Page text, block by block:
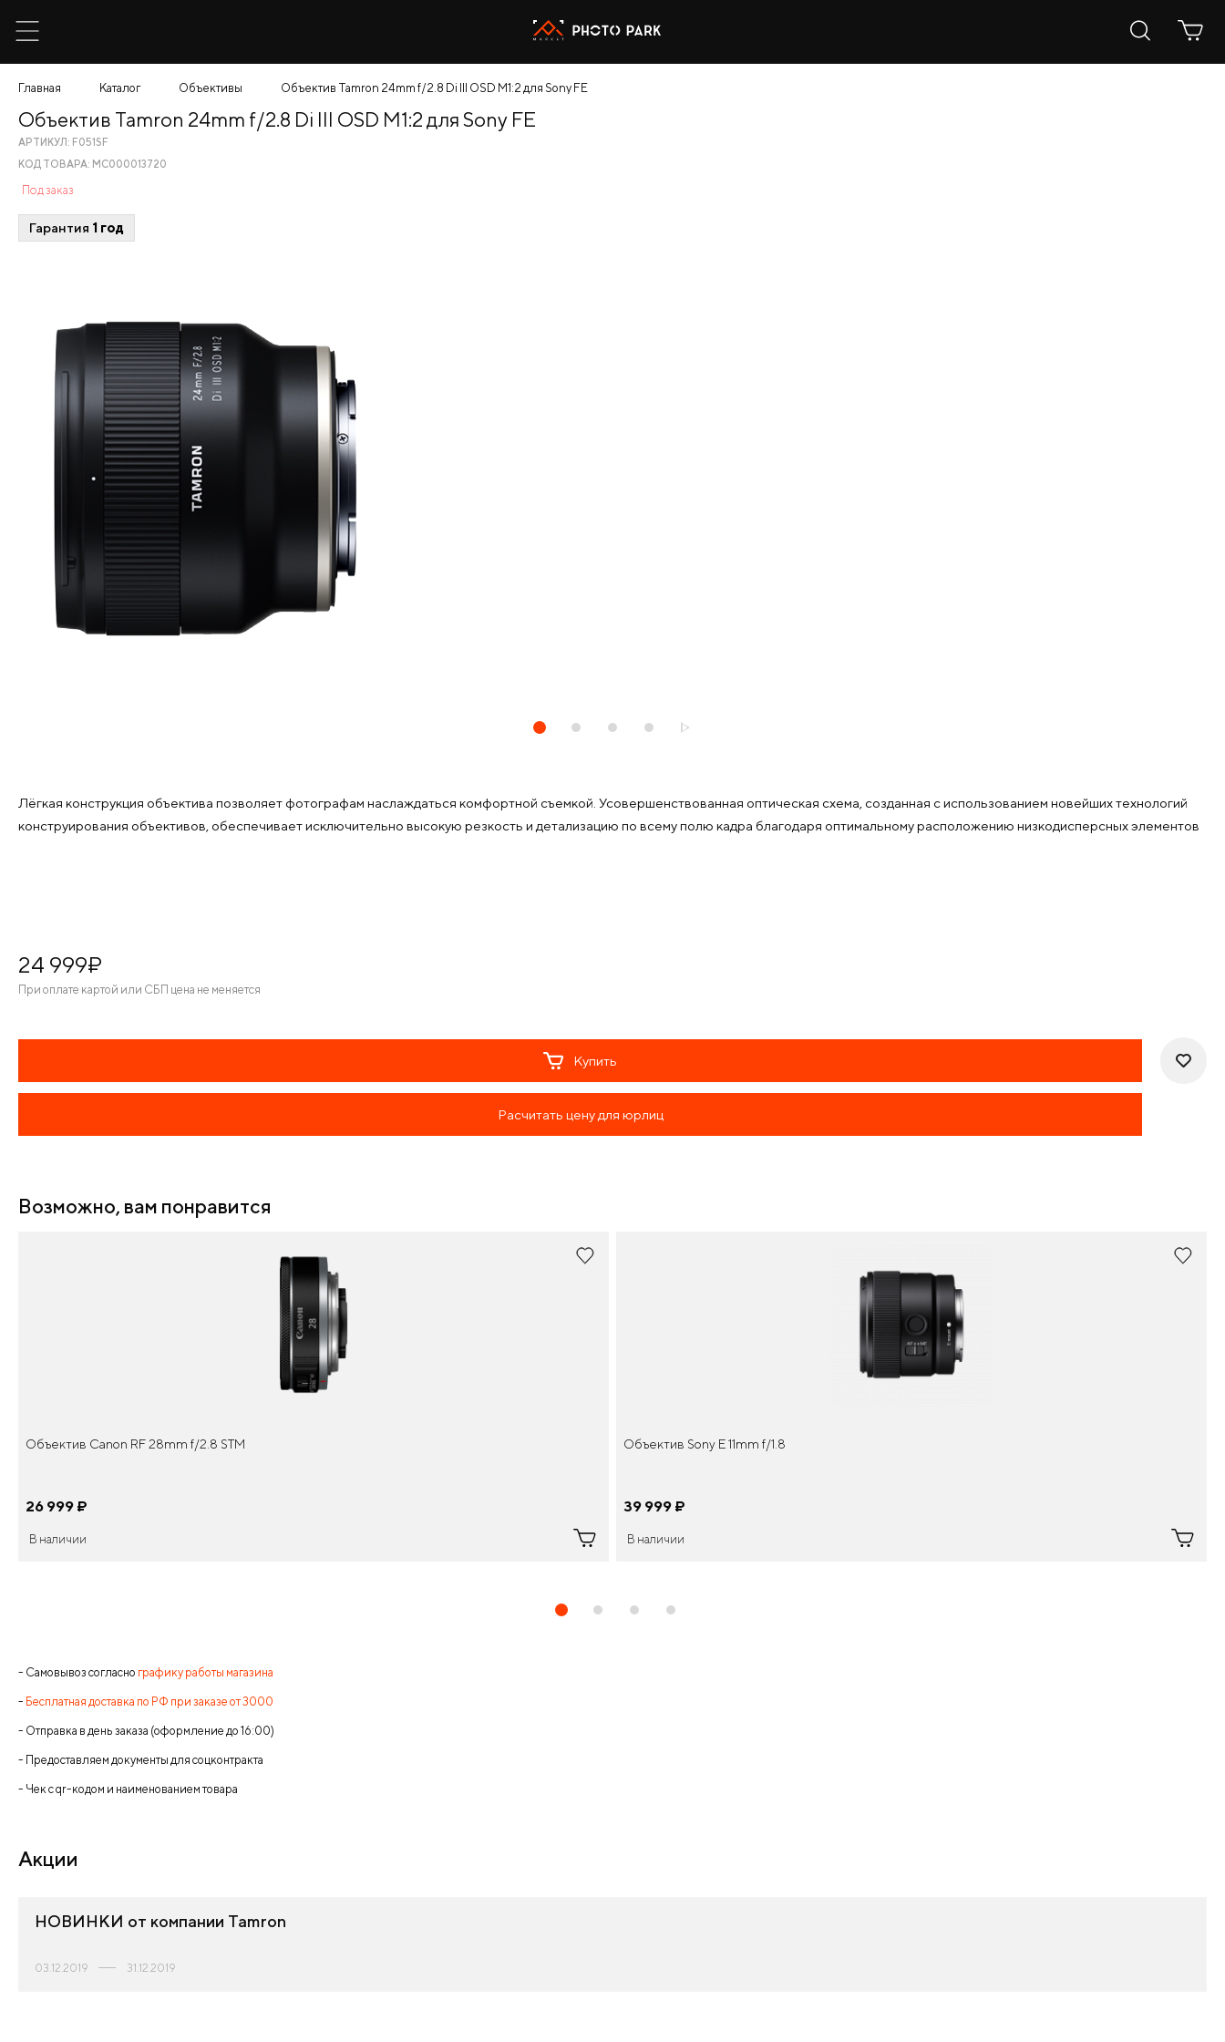
Главная Каталог Объективы Объектив Tamron 24mm f/2.8 Di III OSD M1:2 для Sony FE
Лёгкая конструкция объектива позволяет фотографам наслаждаться комфортной съемкой. Усовершенствованная оптическая схема, созданная с использованием новейших технологий
конструирования объективов, обеспечивает исключительно высокую резкость и детализацию по всему полю кадра благодаря оптимальному расположению низкодисперсных элементов
24 999¤
При оплате картой или СБП цена не меняется
Купить
Расчитать цену для юрлиц
Возможно, вам понравится
Объектив Canon RF 28mm f/2.8 STM
26 999 ¤
В наличии
Объектив Sony E 11mm f/1.8
39 999 ¤
В наличии
- Самовывоз согласно графику работы магазина
- Бесплатная доставка по РФ при заказе от 3000
- Отправка в день заказа (оформление до 16:00)
- Предоставляем документы для соцконтракта
- Чек с qr-кодом и наименованием товара
Объектив Tamron 24mm f/2.8 Di III OSD M1:2 для Sony FE
АРТИКУЛ: F051SF
КОД ТОВАРА: МС000013720
Под заказ
Гарантия 1 год
Акции
НОВИНКИ от компании Tamron
03.12.2019 31.12.2019